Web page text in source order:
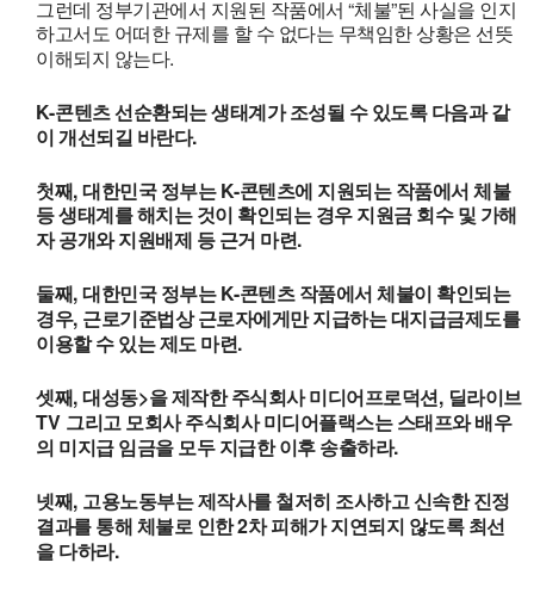
그런데 정부기관에서 지원된 작품에서 “체불”된 사실을 인지
하고서도 어떠한 규제를 할 수 없다는 무책임한 상황은 선뜻
이해되지 않는다.
K-콘텐츠 선순환되는 생태계가 조성될 수 있도록 다음과 같
이 개선되길 바란다.
첫째, 대한민국 정부는 K-콘텐츠에 지원되는 작품에서 체불
등 생태계를 해치는 것이 확인되는 경우 지원금 회수 및 가해
자 공개와 지원배제 등 근거 마련.
둘째, 대한민국 정부는 K-콘텐츠 작품에서 체불이 확인되는
경우, 근로기준법상 근로자에게만 지급하는 대지급금제도를
이용할 수 있는 제도 마련.
셋째, 대성동>을 제작한 주식회사 미디어프로덕션 , 딜라이브
TV 그리고 모회사 주식회사 미디어플랙스는 스태프와 배우
의 미지급 임금을 모두 지급한 이후 송출하라.
넷째, 고용노동부는 제작사를 철저히 조사하고 신속한 진정
결과를 통해 체불로 인한2차 피해가 지연되지 않도록 최선
을 다하라.